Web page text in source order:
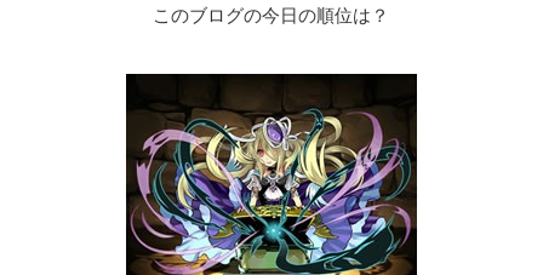
このブログの今日の順位は？